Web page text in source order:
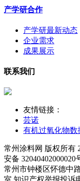
产学研合作
产学研最新动态
企业需求
成果展示
联系我们
友情链接：
芸诺
有机过氧化物数
常州涂料网 版权所有
安备 32040402000020
常州市钟楼区怀德中